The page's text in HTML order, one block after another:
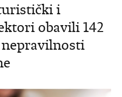
i
obavili 142
nepravilnosti